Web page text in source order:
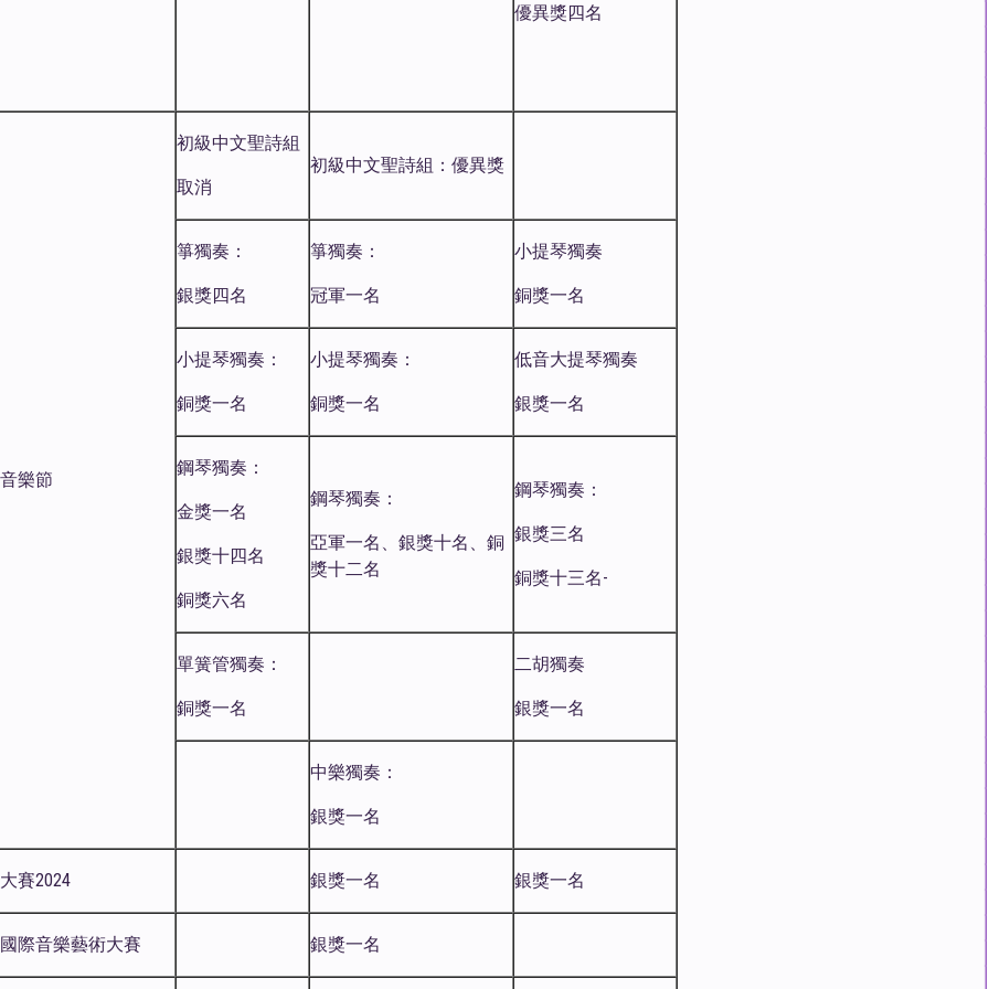
優異獎四名
樂節
初級中文聖詩組
取消
初級中文聖詩組：優異獎
箏獨奏：
銀獎四名
箏獨奏：
冠軍一名
小提琴獨奏
銅獎一名
小提琴獨奏：
銅獎一名
小提琴獨奏：
銅獎一名
低音大提琴獨奏
銀獎一名
鋼琴獨奏：
金獎一名
銀獎十四名
銅獎六名
鋼琴獨奏：
亞軍一名、銀獎十名、銅
獎十二名
鋼琴獨奏：
銀獎三名
銅獎十三名-
單簧管獨奏：
銅獎一名
二胡獨奏
銀獎一名
中樂獨奏：
銀獎一名
賽2024 銀獎一名 銀獎一名
際音樂藝術大賽 銀獎一名